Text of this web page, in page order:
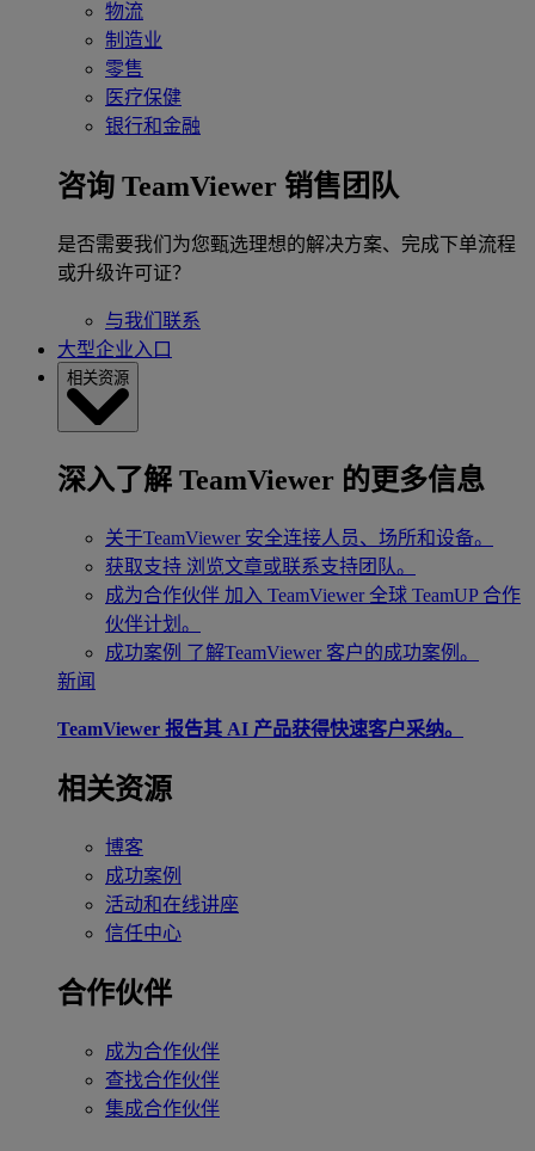
物流
制造业
零售
医疗保健
银行和金融
咨询 TeamViewer 销售团队
是否需要我们为您甄选理想的解决方案、完成下单流程
或升级许可证？
与我们联系
大型企业入口
相关资源
深入了解 TeamViewer 的更多信息
关于TeamViewer 安全连接人员、场所和设备。
获取支持 浏览文章或联系支持团队。
成为合作伙伴 加入 TeamViewer 全球 TeamUP 合作
伙伴计划。
成功案例 了解TeamViewer 客户的成功案例。
新闻
TeamViewer 报告其 AI 产品获得快速客户采纳。
相关资源
博客
成功案例
活动和在线讲座
信任中心
合作伙伴
成为合作伙伴
查找合作伙伴
集成合作伙伴